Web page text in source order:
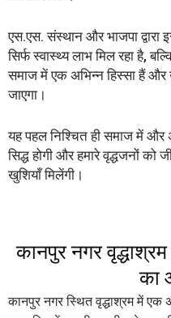
एस.एस. संस्थान और भाजपा
सिर्फ स्वास्थ्य लाभ मिल रहा है,
समाज में एक अभिन्न हिस्सा हैं और
जाएगा।
यह पहल निश्चित ही समाज में
सिद्ध होगी और हमारे वृद्धजनों
खुशियाँ मिलेंगी।
कानपुर नगर
का
कानपुर नगर स्थित वृद्धाश्रम में